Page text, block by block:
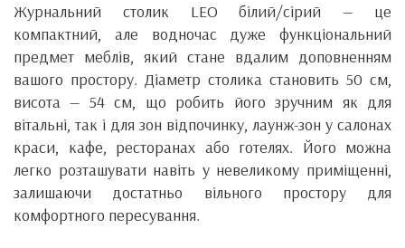
Журнальний столик LEO білий/сірий — це
компактний, але водночас дуже функціональний
предмет меблів, який стане вдалим доповненням
вашого простору. Діаметр столика становить 50 см,
висота — 54 см, що робить його зручним як для
вітальні, так і для зон відпочинку, лаунж-зон у салонах
краси, кафе, ресторанах або готелях. Його можна
легко розташувати навіть у невеликому приміщенні,
залишаючи достатньо вільного простору для
комфортного пересування.